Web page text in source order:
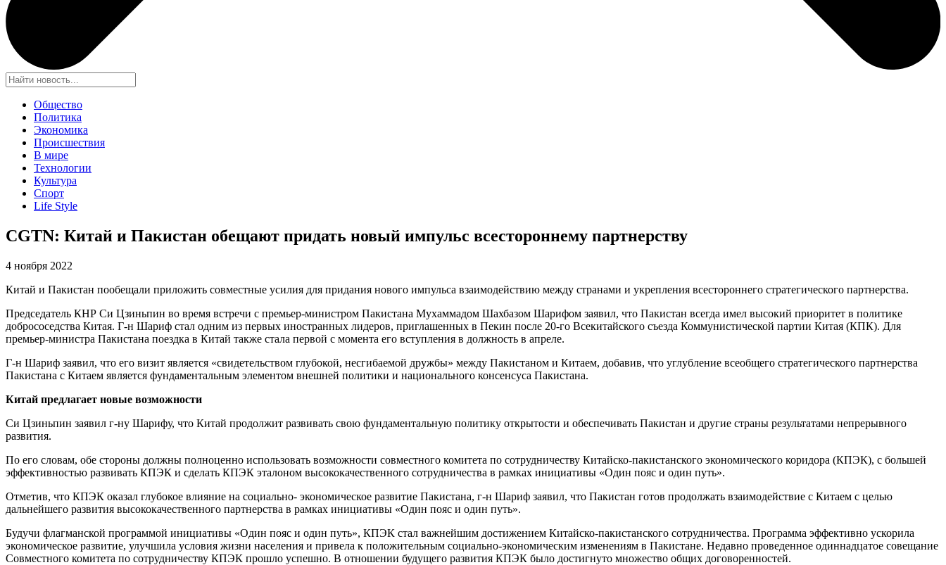
Общество
Политика
Экономика
Происшествия
В мире
Технологии
Культура
Спорт
Life Style
CGTN: Китай и Пакистан обещают придать новый импульс всестороннему партнерству
4 ноября 2022
Китай и Пакистан пообещали приложить совместные усилия для придания нового импульса взаимодействию между странами и укрепления всестороннего стратегического партнерства.
Председатель КНР Си Цзиньпин во время встречи с премьер-министром Пакистана Мухаммадом Шахбазом Шарифом заявил, что Пакистан всегда имел высокий приоритет в политике
добрососедства Китая. Г-н Шариф стал одним из первых иностранных лидеров, приглашенных в Пекин после 20-го Всекитайского съезда Коммунистической партии Китая (КПК). Для
премьер-министра Пакистана поездка в Китай также стала первой с момента его вступления в должность в апреле.
Г-н Шариф заявил, что его визит является «свидетельством глубокой, несгибаемой дружбы» между Пакистаном и Китаем, добавив, что углубление всеобщего стратегического партнерства
Пакистана с Китаем является фундаментальным элементом внешней политики и национального консенсуса Пакистана.
Китай предлагает новые возможности
Си Цзиньпин заявил г-ну Шарифу, что Китай продолжит развивать свою фундаментальную политику открытости и обеспечивать Пакистан и другие страны результатами непрерывного
развития.
По его словам, обе стороны должны полноценно использовать возможности совместного комитета по сотрудничеству Китайско-пакистанского экономического коридора (КПЭК), с большей
эффективностью развивать КПЭК и сделать КПЭК эталоном высококачественного сотрудничества в рамках инициативы «Один пояс и один путь».
Отметив, что КПЭК оказал глубокое влияние на социально- экономическое развитие Пакистана, г-н Шариф заявил, что Пакистан готов продолжать взаимодействие с Китаем с целью
дальнейшего развития высококачественного партнерства в рамках инициативы «Один пояс и один путь».
Будучи флагманской программой инициативы «Один пояс и один путь», КПЭК стал важнейшим достижением Китайско-пакистанского сотрудничества. Программа эффективно ускорила
экономическое развитие, улучшила условия жизни населения и привела к положительным социально-экономическим изменениям в Пакистане. Недавно проведенное одиннадцатое совещание
Совместного комитета по сотрудничеству КПЭК прошло успешно. В отношении будущего развития КПЭК было достигнуто множество общих договоренностей.